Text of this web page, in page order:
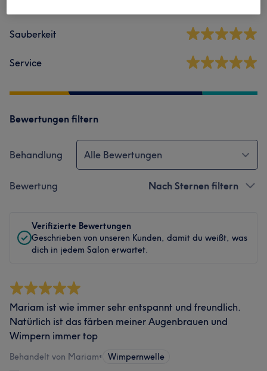
Sauberkeit
Service
Bewertungen filtern
Behandlung Alle Bewertungen
Bewertung Nach Sternen filtern
Verifizierte Bewertungen
Geschrieben von unseren Kunden, damit du weißt, was
dich in jedem Salon erwartet.
Mariam ist wie immer sehr entspannt und freundlich.
Natürlich ist das färben meiner Augenbrauen und
Wimpern immer top
Behandelt von Mariam• Wimpernwelle